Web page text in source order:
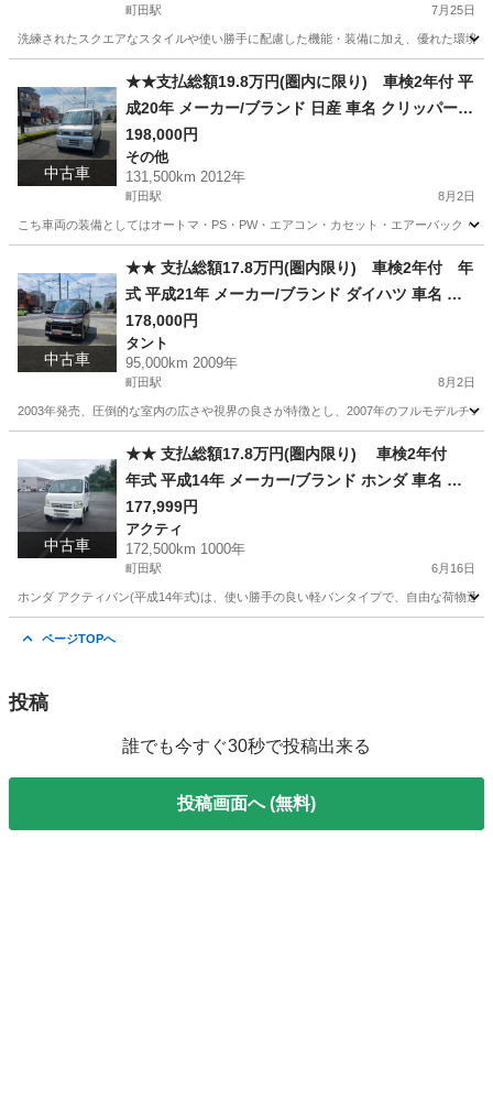
町田駅 7月25日
洗練されたスクエアなスタイルや使い勝手に配慮した機能・装備に加え、優れた環境
町田駅 その他 エンジン
中古車
★★支払総額19.8万円(圏内に限り) 車検2年付 平
成20年 メーカー/ブランド 日産 車名 クリッパー
グレード GL★★
198,000円
その他
131,500km 2012年
町田駅 8月2日
こち車両の装備としてはオートマ・PS・PW・エアコン・カセット・エアーバック・
町田駅 その他 車両
中古車
★★ 支払総額17.8万円(圏内限り) 車検2年付 年
式 平成21年 メーカー/ブランド ダイハツ 車名 タ
ントカスタム グレード X リミテッド★★
178,000円
タント
95,000km 2009年
町田駅 8月2日
2003年発売、圧倒的な室内の広さや視界の良さが特徴とし、2007年のフルモデルチ
町田駅 タント 車両
中古車
★★ 支払総額17.8万円(圏内限り) 車検2年付
年式 平成14年 メーカー/ブランド ホンダ 車名 ア
クティバン グレード SDX ★★
177,999円
アクティ
172,500km 1000年
町田駅 6月16日
ホンダ アクティバン(平成14年式)は、使い勝手の良い軽バンタイプで、自由な荷物運
ページTOPへ
投稿
誰でも今すぐ30秒で投稿出来る
投稿画面へ (無料)